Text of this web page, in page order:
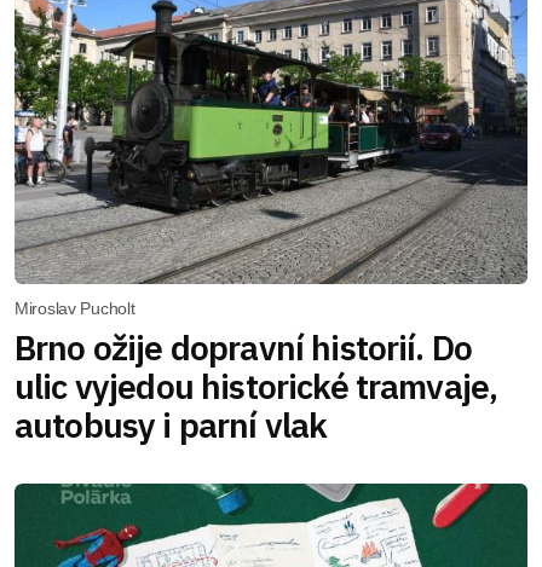
Miroslav Pucholt
Brno ožije dopravní historií. Do
ulic vyjedou historické tramvaje,
autobusy i parní vlak